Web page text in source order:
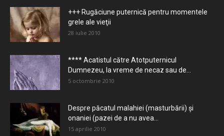
+++ Rugăciune puternică pentru momentele
grele ale vieţii
28 iulie 2010
**** Acatistul către Atotputernicul
Dumnezeu, la vreme de necaz sau de...
5 octombrie 2010
Despre păcatul malahiei (masturbării) şi
onaniei (pazei de a nu avea...
15 aprilie 2010